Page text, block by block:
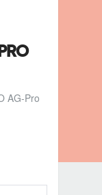
AG-Pro